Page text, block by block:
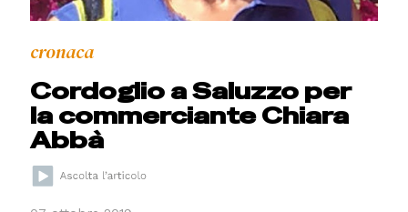
cronaca
Cordoglio a Saluzzo per
la commerciante Chiara
Abbà